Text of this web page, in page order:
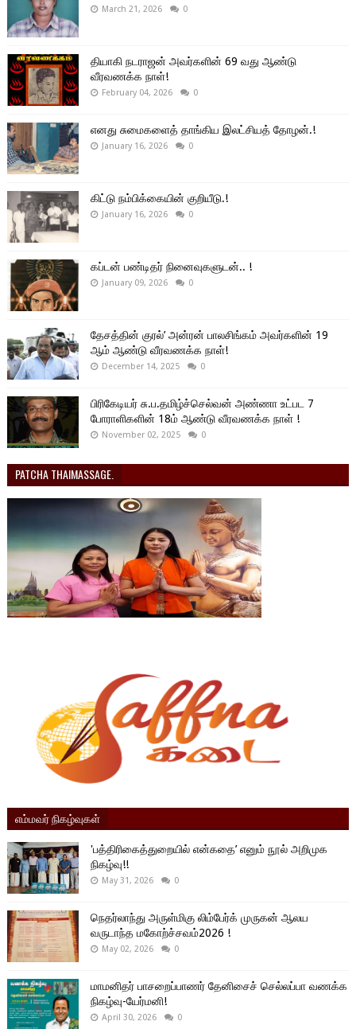
March 21, 2026 0
தியாகி நடராஜன் அவர்களின் 69 வது ஆண்டு
வீரவணக்க நாள்!
February 04, 2026 0
எனது சுமைகளைத் தாங்கிய இலட்சியத் தோழன்.!
January 16, 2026 0
கிட்டு நம்பிக்கையின் குறியீடு.!
January 16, 2026 0
கப்டன் பண்டிதர் நினைவுகளுடன்.. !
January 09, 2026 0
தேசத்தின் குரல்’ அன்ரன் பாலசிங்கம் அவர்களின் 19
ஆம் ஆண்டு வீரவணக்க நாள்!
December 14, 2025 0
பிரிகேடியர் சு.ப.தமிழ்ச்செல்வன் அண்ணா உட்பட 7
போராளிகளின் 18ம் ஆண்டு வீரவணக்க நாள் !
November 02, 2025 0
PATCHA THAIMASSAGE.
எம்மவர் நிகழ்வுகள்
'பத்திரிகைத்துறையில் என்கதை’ எனும் நூல் அறிமுக
நிகழ்வு!!
May 31, 2026 0
நெதர்லாந்து அருள்மிகு லிம்பேர்க் முருகன் ஆலய
வருடாந்த மகோற்ச்சவம்2026 !
May 02, 2026 0
மாமனிதர் பாசறைப்பாணர் தேனிசைச் செல்லப்பா வணக்க
நிகழ்வு-யேர்மனி!
April 30, 2026 0